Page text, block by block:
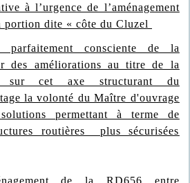
à l’urgence de l’aménagement
portion dite « côte du Cluzel
parfaitement consciente de la
des améliorations au titre de la
sur cet axe structurant du
la volonté du Maître d'ouvrage
permettant à terme de
routières plus sécurisées
de la RD656 entre